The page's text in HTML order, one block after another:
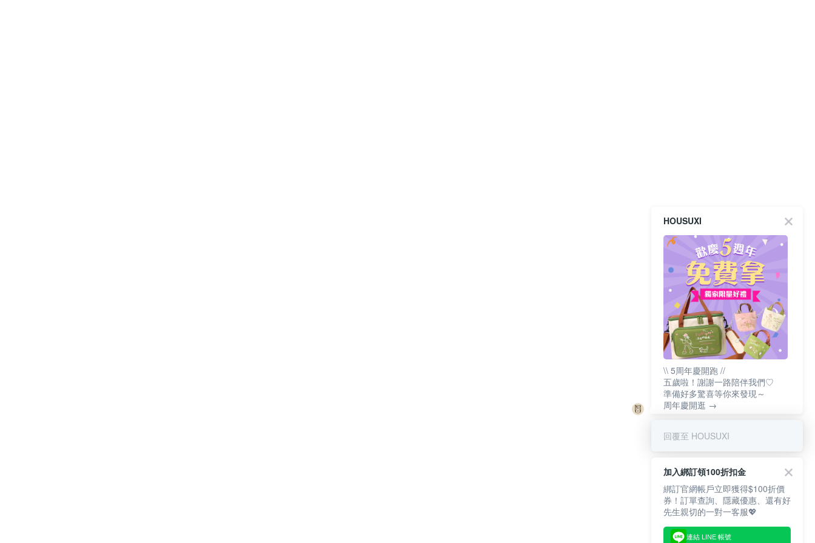
HOUSUXI
\\ 5周年慶開跑 //
五歲啦！謝謝一路陪伴我們♡
準備好多驚喜等你來發現～
周年慶開逛 →
回覆至 HOUSUXI
加入綁訂領100折扣金
綁訂官網帳戶立即獲得$100折價
券！訂單查詢、隱藏優惠、還有好
先生親切的一對一客服💖
連結 LINE 帳號